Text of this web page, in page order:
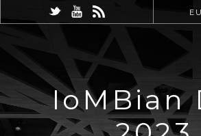
EU
IoMBian